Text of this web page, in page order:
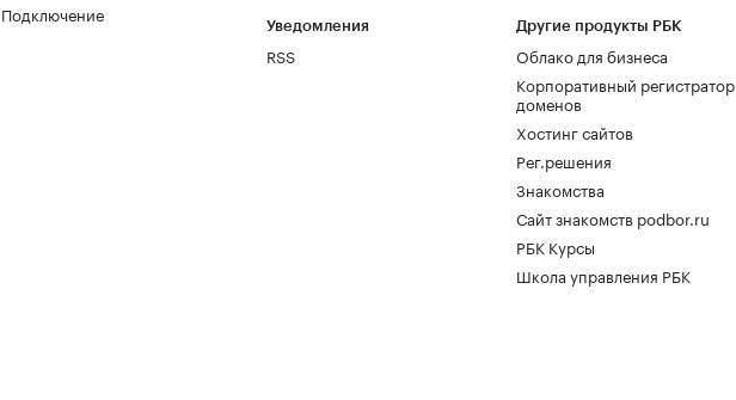
Подключение
Уведомления
RSS
Другие продукты РБК
Облако для бизнеса
Корпоративный регистратор
доменов
Хостинг сайтов
Рег.решения
Знакомства
Сайт знакомств podbor.ru
РБК Курсы
Школа управления РБК